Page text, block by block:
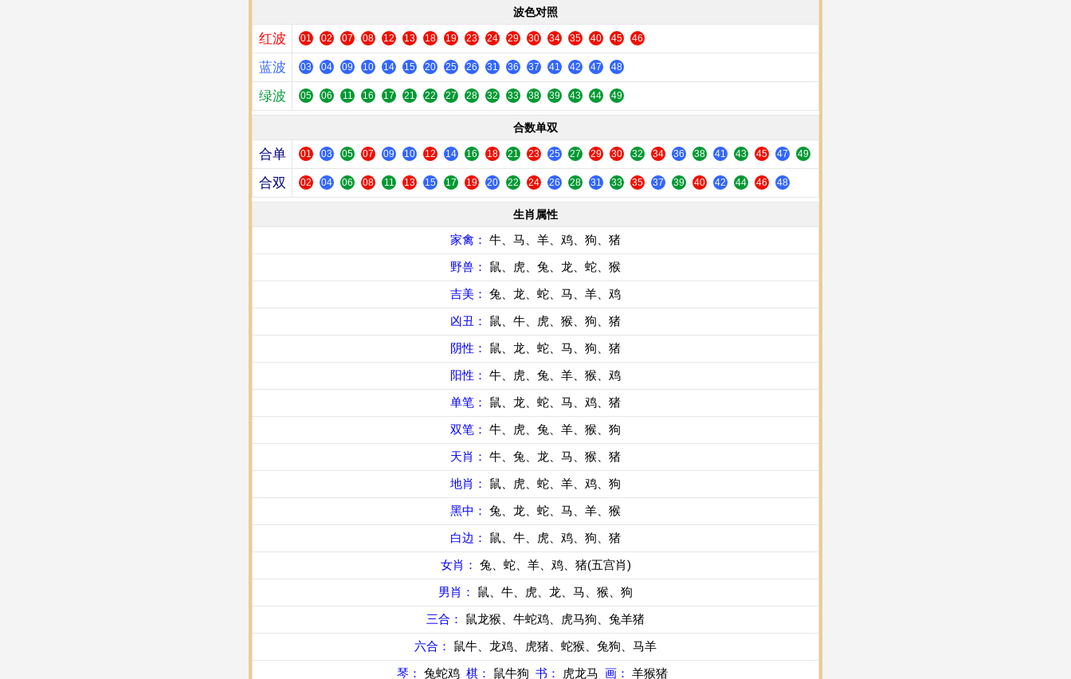
波色对照
红波 01 02 07 08 12 13 18 19 23 24 29 30 34 35 40 45 46
蓝波 03 04 09 10 14 15 20 25 26 31 36 37 41 42 47 48
绿波 05 06 11 16 17 21 22 27 28 32 33 38 39 43 44 49
合数单双
合单 01 03 05 07 09 10 12 14 16 18 21 23 25 27 29 30 32 34 36 38 41 43 45 47 49
合双 02 04 06 08 11 13 15 17 19 20 22 24 26 28 31 33 35 37 39 40 42 44 46 48
生肖属性
家禽： 牛、马、羊、鸡、狗、猪
野兽： 鼠、虎、兔、龙、蛇、猴
吉美： 兔、龙、蛇、马、羊、鸡
凶丑： 鼠、牛、虎、猴、狗、猪
阴性： 鼠、龙、蛇、马、狗、猪
阳性： 牛、虎、兔、羊、猴、鸡
单笔： 鼠、龙、蛇、马、鸡、猪
双笔： 牛、虎、兔、羊、猴、狗
天肖： 牛、兔、龙、马、猴、猪
地肖： 鼠、虎、蛇、羊、鸡、狗
黑中： 兔、龙、蛇、马、羊、猴
白边： 鼠、牛、虎、鸡、狗、猪
女肖： 兔、蛇、羊、鸡、猪(五宫肖)
男肖： 鼠、牛、虎、龙、马、猴、狗
三合： 鼠龙猴、牛蛇鸡、虎马狗、兔羊猪
六合： 鼠牛、龙鸡、虎猪、蛇猴、兔狗、马羊
琴： 兔蛇鸡 棋： 鼠牛狗 书： 虎龙马 画： 羊猴猪